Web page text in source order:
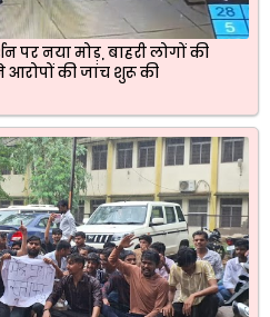
पर नया मोड़, बाहरी लोगों की
आरोपों की जांच शुरू की